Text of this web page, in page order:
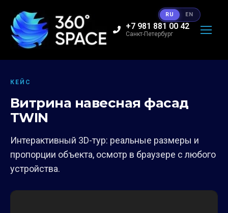
+7 981 881 00 42
Санкт-Петербург
КЕЙС
Витрина навесная фасад
TWIN
Интерактивный 3D-тур: реальные размеры и
пропорции объекта, осмотр в браузере с любого
устройства.
RU EN